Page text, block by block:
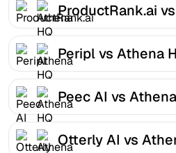
ProductRank.ai
Peripl vs Athena
Peec AI vs
Otterly AI vs